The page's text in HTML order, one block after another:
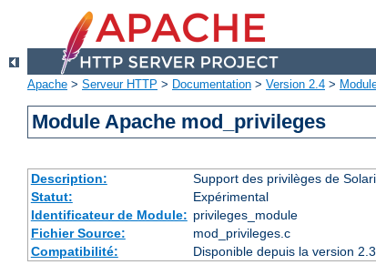
Apache > Serveur HTTP > Documentation > Version 2.4 >
Module Apache mod_privileges
Description:
Support des privilèges de
Statut:
Expérimental
Identificateur de Module: privileges_module
Fichier Source:
mod_privileges.c
Compatibilité:
Disponible depuis la version